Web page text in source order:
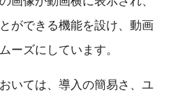
ができる機能を設け、動画
ーズにしています。
いては、導入の簡易さ、ユ